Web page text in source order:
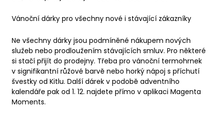
Vánoční dárky pro všechny nové i stávající zákazníky
Ne všechny dárky jsou podmíněné nákupem nových
služeb nebo prodloužením stávajících smluv. Pro některé
si stačí přijít do prodejny. Třeba pro vánoční termohrnek
v signifikantní růžové barvě nebo horký nápoj s příchutí
švestky od Kitlu. Další dárek v podobě adventního
kalendáře pak od 1. 12. najdete přímo v aplikaci Magenta
Moments.